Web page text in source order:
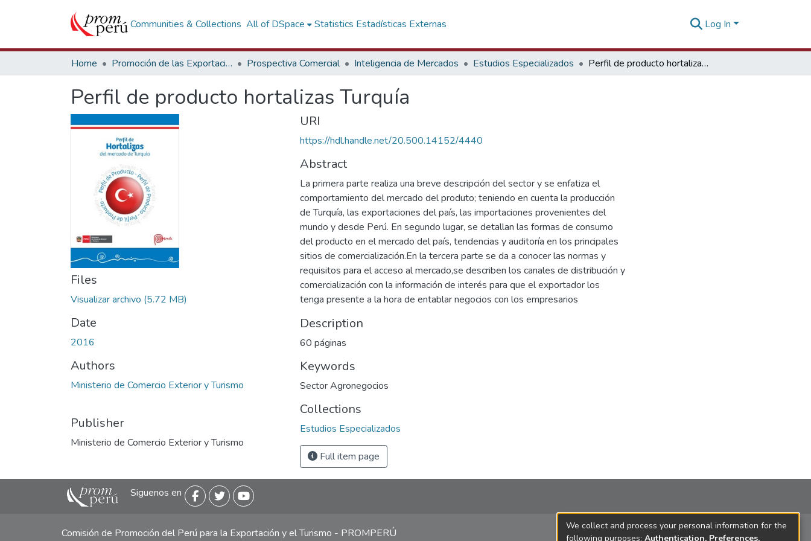
Communities & Collections All of DSpace Statistics Estadísticas Externas Log In
Home Promoción de las Exportaciones Prospectiva Comercial Inteligencia de Mercados Estudios Especializados Perfil de producto hortalizas Turquía
Perfil de producto hortalizas Turquía
Files
Visualizar archivo (5.72 MB)
Date
2016
Authors
Ministerio de Comercio Exterior y Turismo
Publisher
Ministerio de Comercio Exterior y Turismo
URI
https://hdl.handle.net/20.500.14152/4440
Abstract
La primera parte realiza una breve descripción del sector y se enfatiza el
comportamiento del mercado del produto; teniendo en cuenta la producción
de Turquía, las exportaciones del país, las importaciones provenientes del
mundo y desde Perú. En segundo lugar, se detallan las formas de consumo
del producto en el mercado del país, tendencias y auditoría en los principales
sitios de comercialización.En la tercera parte se da a conocer las normas y
requisitos para el acceso al mercado,se describen los canales de distribución y
comercialización con la información de interés para que el exportador los
tenga presente a la hora de entablar negocios con los empresarios
Description
60 páginas
Keywords
Sector Agronegocios
Collections
Estudios Especializados
Full item page
Siguenos en
Comisión de Promoción del Perú para la Exportación y el Turismo - PROMPERÚ
We collect and process your personal information for the
following purposes: Authentication, Preferences,